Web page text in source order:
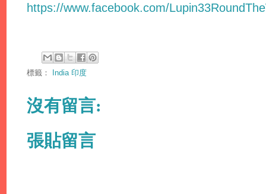
https://www.facebook.com/
標籤： India 印度
沒有留言:
張貼留言